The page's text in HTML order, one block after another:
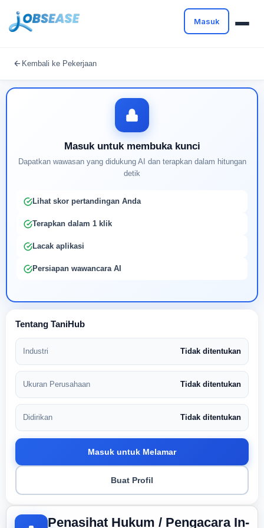
Masuk
Kembali ke Pekerjaan
Penasihat Hukum / Pengacara In-
Masuk untuk membuka kunci
Dapatkan wawasan yang didukung AI dan terapkan dalam hitungan
detik
Lihat skor pertandingan Anda
Terapkan dalam 1 klik
Lacak aplikasi
Persiapan wawancara AI
Tentang TaniHub
Industri Tidak ditentukan
Ukuran Perusahaan Tidak ditentukan
Didirikan Tidak ditentukan
Masuk untuk Melamar
Buat Profil
Buat profil Anda untuk membuka kunci pencocokan